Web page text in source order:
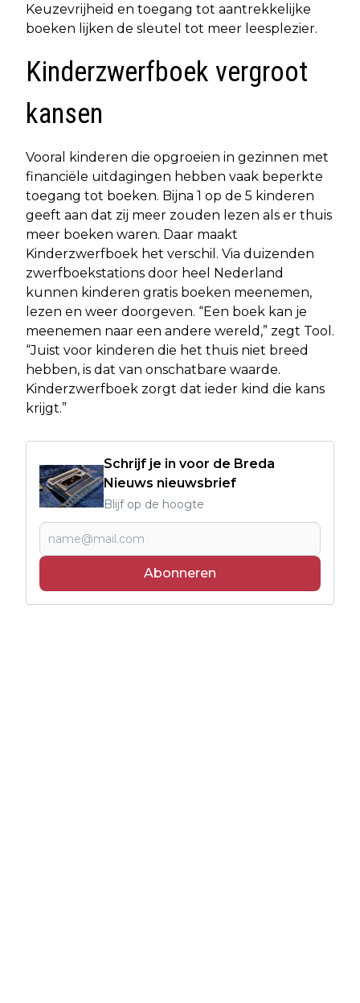
Keuzevrijheid en toegang tot aantrekkelijke
boeken lijken de sleutel tot meer leesplezier.
Kinderzwerfboek vergroot
kansen
Vooral kinderen die opgroeien in gezinnen met
financiële uitdagingen hebben vaak beperkte
toegang tot boeken. Bijna 1 op de 5 kinderen
geeft aan dat zij meer zouden lezen als er thuis
meer boeken waren. Daar maakt
Kinderzwerfboek het verschil. Via duizenden
zwerfboekstations door heel Nederland
kunnen kinderen gratis boeken meenemen,
lezen en weer doorgeven. “Een boek kan je
meenemen naar een andere wereld,” zegt Tool.
“Juist voor kinderen die het thuis niet breed
hebben, is dat van onschatbare waarde.
Kinderzwerfboek zorgt dat ieder kind die kans
krijgt.”
Schrijf je in voor de Breda
Nieuws nieuwsbrief
Blijf op de hoogte
Abonneren